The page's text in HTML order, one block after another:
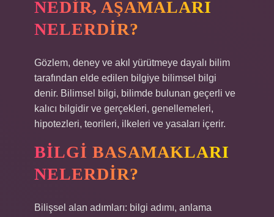
NEDIR, AŞAMALARI
NELERDIR?
Gözlem, deney ve akıl yürütmeye dayalı bilim
tarafından elde edilen bilgiye bilimsel bilgi
denir. Bilimsel bilgi, bilimde bulunan geçerli ve
kalıcı bilgidir ve gerçekleri, genellemeleri,
hipotezleri, teorileri, ilkeleri ve yasaları içerir.
BILGI BASAMAKLARI
NELERDIR?
Bilişsel alan adımları: bilgi adımı, anlama